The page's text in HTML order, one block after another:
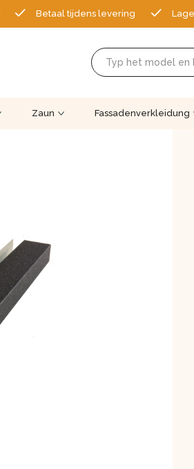
Betaal tijdens levering
Zaun Fassadenverkleidung